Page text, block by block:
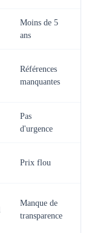
Moins de 5
ans
Références
manquantes
Pas
d'urgence
Prix flou
Manque de
transparence